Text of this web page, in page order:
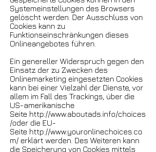
Systemeinstellungen des Browsers
gelöscht werden. Der Ausschluss von
Cookies kann zu
Funktionseinschränkungen dieses
Onlineangebotes führen.
Ein genereller Widerspruch gegen den
Einsatz der zu Zwecken des
Onlinemarketing eingesetzten Cookies
kann bei einer Vielzahl der Dienste, vor
allem im Fall des Trackings, über die
US-amerikanische
Seite http://www.aboutads.info/choices
/oder die EU-
Seite http://www.youronlinechoices.co
m/ erklärt werden. Des Weiteren kann
die Speicherung von Cookies mittels